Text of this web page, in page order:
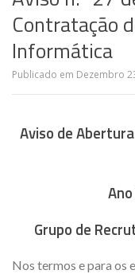
Contratação
Informática
Publicado em Dezembro
Aviso de
Grupo de
Nos termos e para os